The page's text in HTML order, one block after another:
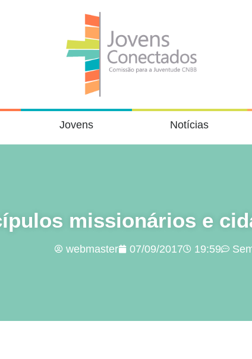
Jovens Notícias
missionários e
webmaster 07/09/2017 19:59